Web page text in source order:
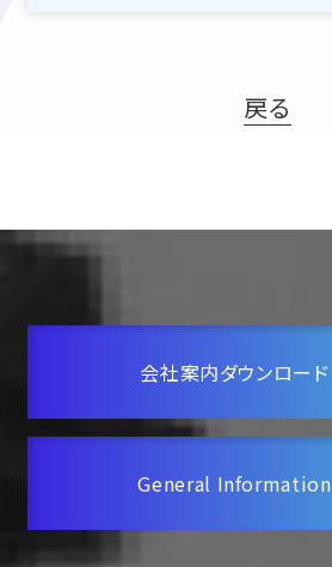
お問い合わせ
戻る
会社案内ダウンロード
General Information